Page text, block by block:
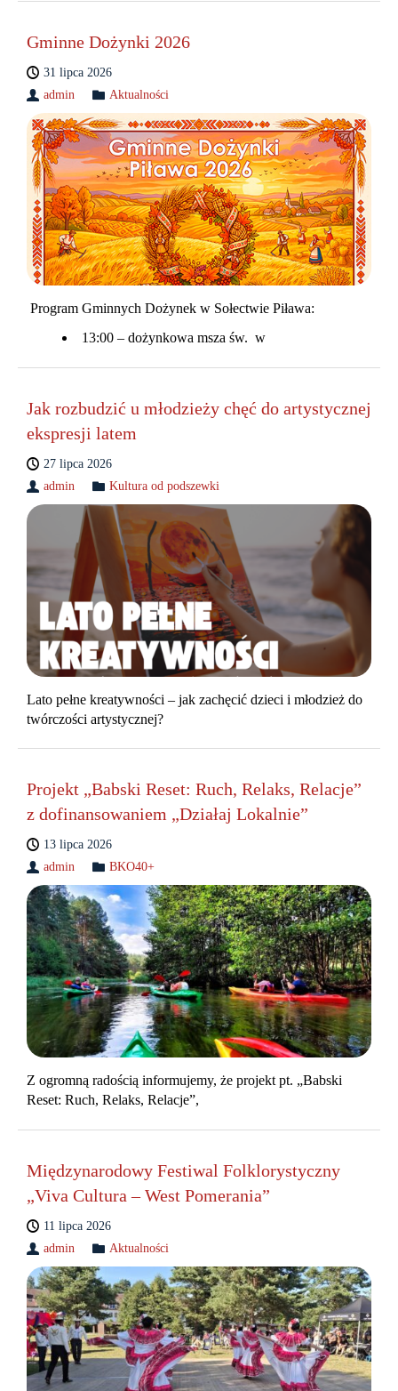
Gminne Dożynki 2026
31 lipca 2026
admin
Aktualności
Program Gminnych Dożynek w Sołectwie Piława:
13:00 – dożynkowa msza św. w
Jak rozbudzić u młodzieży chęć do artystycznej
ekspresji latem
27 lipca 2026
admin
Kultura od podszewki
Lato pełne kreatywności – jak zachęcić dzieci i młodzież do
twórczości artystycznej?
Projekt „Babski Reset: Ruch, Relaks, Relacje”
z dofinansowaniem „Działaj Lokalnie”
13 lipca 2026
admin
BKO40+
Z ogromną radością informujemy, że projekt pt. „Babski
Reset: Ruch, Relaks, Relacje”,
Międzynarodowy Festiwal Folklorystyczny
„Viva Cultura – West Pomerania”
11 lipca 2026
admin
Aktualności